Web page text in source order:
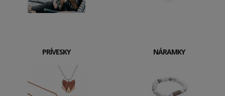
PRÍVESKY NÁRAMKY